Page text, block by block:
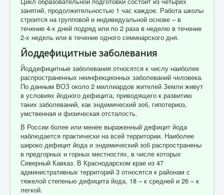
занятий, продолжительностью 1 час каждое. Работа школы
строится на групповой и индивидуальной основе – в
течение 4-х дней подряд или по 2 раза в неделю в течение
2-х недель или в течение одного семинарского дня.
Йоддефицитные заболевания
Йоддефицитные заболевания относятся к числу наиболее
распространенных неинфекционных заболеваний человека.
По данным ВОЗ около 2 миллиардов жителей Земли живут
в условиях йодного дефицита, приводящего к развитию
таких заболеваний, как эндемический зоб, гипотериоз,
умственная и физическая отсталость.
В России более или менее выраженный дефицит йода
наблюдается практически на всей территории. Наиболее
широко дефицит йода и эндемический зоб распространены
в предгорных и горных местностях, в числе которых
Северный Кавказ. В Краснодарском крае из 47
административных территорий 3 относятся к районам с
тяжелой степенью дефицита йода, 18 – к средней и 26 – к
легкой.